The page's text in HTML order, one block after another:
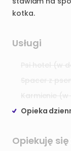
kotka.
Usługi
Opieka
Opiekuję